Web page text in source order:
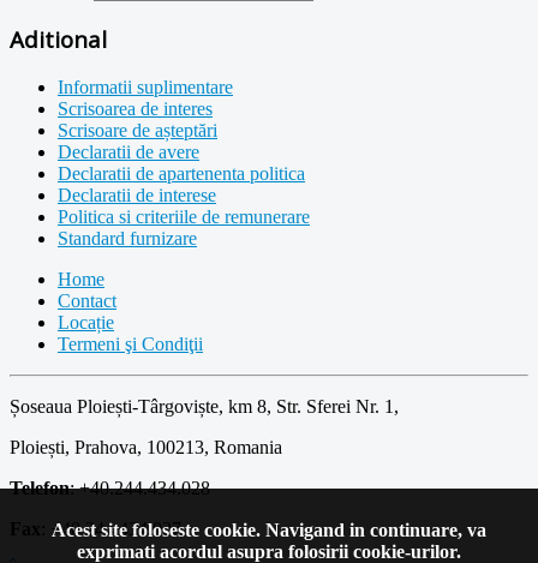
Aditional
Informatii suplimentare
Scrisoarea de interes
Scrisoare de așteptări
Declaratii de avere
Declaratii de apartenenta politica
Declaratii de interese
Politica si criteriile de remunerare
Standard furnizare
Home
Contact
Locație
Termeni şi Condiţii
Șoseaua Ploiești-Târgoviște, km 8, Str. Sferei Nr. 1,
Ploiești, Prahova, 100213, Romania
Telefon: +40.244.434.028
Fax : +40.244.434.027
Acest site foloseste cookie. Navigand in continuare, va
exprimati acordul asupra folosirii cookie-urilor.